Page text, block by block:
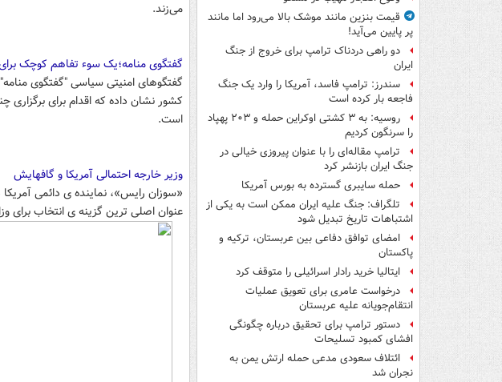
قیمت بنزین مانند موشک بالا می‌رود اما مانند
پر پایین می‌آید!
دو راهی دردناک ترامپ برای خروج از جنگ
ایران
سندرز: ترامپ فاسد، آمریکا را وارد یک جنگ
فاجعه بار کرده است
روسیه: به ۳ کشتی اوکراین حمله و ۲۰۳ پهپاد
را سرنگون کردیم
ترامپ مقاله‌ای را با عنوان پیروزی خیالی در
جنگ ایران بازنشر کرد
حمله سایبری گسترده به بورس آمریکا
تلگراف: جنگ علیه ایران ممکن است به یکی از
اشتباهات تاریخ تبدیل شود
امضای توافق دفاعی بین عربستان، ترکیه و
پاکستان
ایتالیا خرید رادار اسرائیلی را متوقف کرد
درخواست عامری برای تعویق عملیات
انتقام‌جویانه علیه عربستان
دستور ترامپ برای تحقیق درباره چگونگی
افشای کمبود تسلیحات
ائتلاف سعودی مدعی حمله ارتش یمن به
نجران شد
می‌زند.
گفتگوی منامه؛یک سوء تفاهم کوچک
گفتگوهای امنیتی سیاسی "گفتگوی
کشور نشان داده که اقدام برای
است.
وزیر خارجه احتمالی آمریکا و گافهایش
«سوزان رایس»، نماینده ی دائمی
عنوان اصلی ترین گزینه ی انتخاب برای